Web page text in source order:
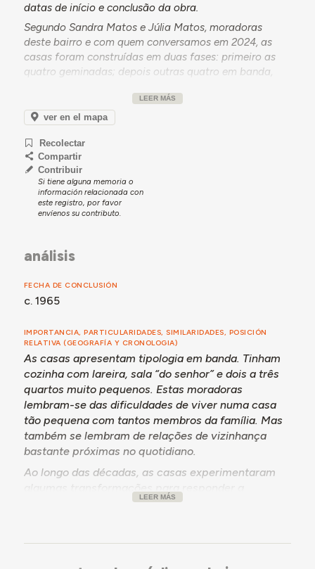
datas de início e conclusão da obra.
Segundo Sandra Matos e Júlia Matos, moradoras
deste bairro e com quem conversamos em 2024, as
casas foram construídas em duas fases: primeiro as
quatro geminadas; depois outras quatro em banda,
construídas a través de peditórios feitos por
emigrantes nos Estados Unidos, destinados aos mais
padre, e o padre construiu estas habitações”.
De acordo com testemunhos de moradoras deste
bairro, a economia doméstica deste bairro está
fortemente ligada à pesca. É um bairro de pescadores
com várias gerações a viver na mesma rua. Hoje estas
mar.
LEER MÁS
ver en el mapa
Recolectar
Compartir
Contribuir
Si tiene alguna memoria o
información relacionada con
este registro, por favor
envíenos su contributo.
análisis
FECHA DE CONCLUSIÓN
c. 1965
IMPORTANCIA, PARTICULARIDADES, SIMILARIDADES, POSICIÓN
RELATIVA (GEOGRAFÍA Y CRONOLOGIA)
As casas apresentam tipologia em banda. Tinham
cozinha com lareira, sala “do senhor” e dois a três
quartos muito pequenos. Estas moradoras
lembram-se das dificuldades de viver numa casa
tão pequena com tantos membros da família. Mas
também se lembram de relações de vizinhança
bastante próximas no quotidiano.
Ao longo das décadas, as casas experimentaram
necessidades das famílias, como anexos
LEER MÁS